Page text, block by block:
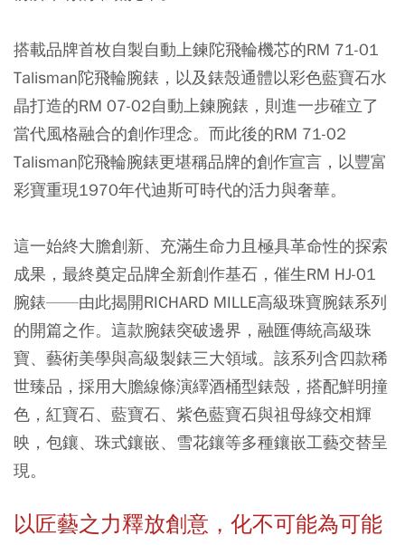
搭載品牌首枚自製自動上鍊陀飛輪機芯的RM 71-01
Talisman陀飛輪腕錶，以及錶殼通體以彩色藍寶石水
晶打造的RM 07-02自動上鍊腕錶，則進一步確立了
當代風格融合的創作理念。而此後的RM 71-02
Talisman陀飛輪腕錶更堪稱品牌的創作宣言，以豐富
彩寶重現1970年代迪斯可時代的活力與奢華。
這一始終大膽創新、充滿生命力且極具革命性的探索
成果，最終奠定品牌全新創作基石，催生RM HJ-01
腕錶——由此揭開RICHARD MILLE高級珠寶腕錶系列
的開篇之作。這款腕錶突破邊界，融匯傳統高級珠
寶、藝術美學與高級製錶三大領域。該系列含四款稀
世臻品，採用大膽線條演繹酒桶型錶殼，搭配鮮明撞
色，紅寶石、藍寶石、紫色藍寶石與祖母綠交相輝
映，包鑲、珠式鑲嵌、雪花鑲等多種鑲嵌工藝交替呈
現。
以匠藝之力釋放創意，化不可能為可能